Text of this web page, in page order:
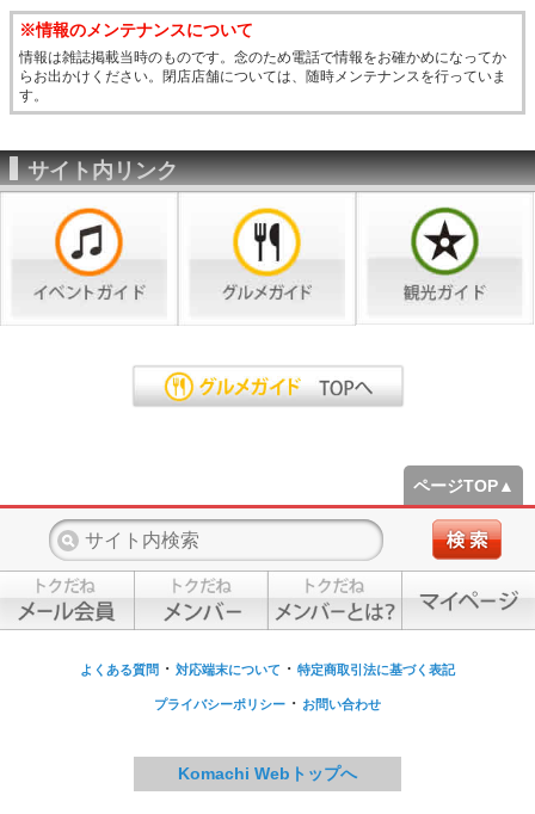
※情報のメンテナンスについて
情報は雑誌掲載当時のものです。念のため電話で情報をお確かめになってか
らお出かけください。閉店店舗については、随時メンテナンスを行っていま
す。
サイト内リンク
ページTOP▲
よくある質問 ・ 対応端末について ・ 特定商取引法に基づく表記
プライバシーポリシー ・ お問い合わせ
Komachi Webトップへ